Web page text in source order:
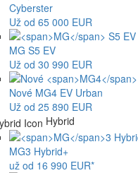
Cyberster
Už od 65 000 EUR
MG S5 EV
Už od 30 990 EUR
Nové MG4 EV Urban
Už od 25 890 EUR
Hybrid
MG3 Hybrid+
už od 16 990 EUR*